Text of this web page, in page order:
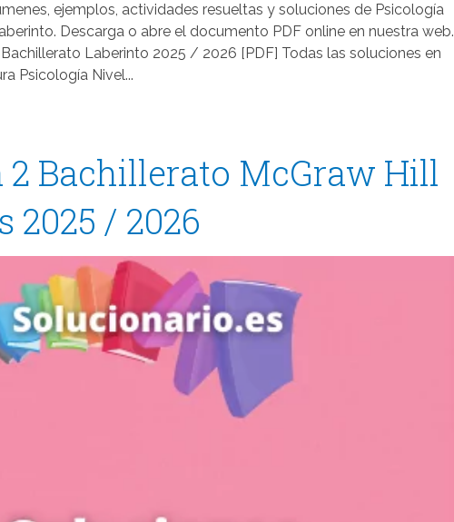
ejemplos, actividades resueltas y soluciones de Psicología
Descarga o abre el documento PDF online en nuestra web.
Laberinto 2025 / 2026 [PDF] Todas las soluciones en
Psicología Nivel...
2 Bachillerato McGraw Hill
2025 / 2026